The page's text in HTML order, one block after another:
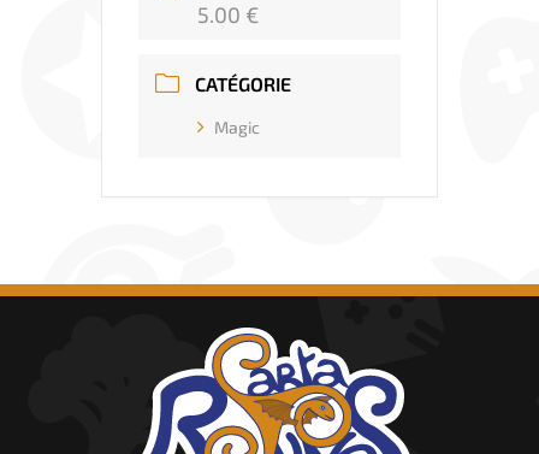
5.00 €
CATÉGORIE
Magic